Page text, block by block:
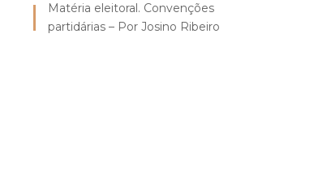
Matéria eleitoral. Convenções
partidárias – Por Josino Ribeiro